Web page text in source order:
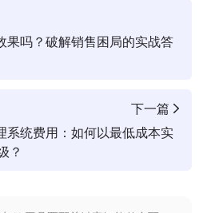
果吗？破解销售困局的实战答
下一篇
系统费用：如何以最低成本实
？